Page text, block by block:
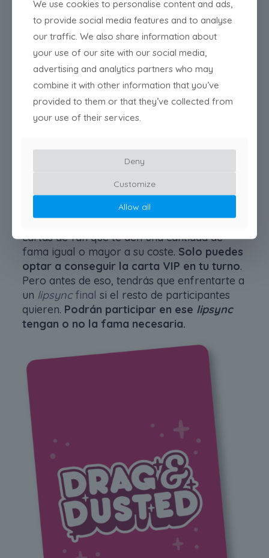
Fans VIP
Si consigues la carta de Fan VIP, ¡has ganado!
Para conseguir esta carta, deberás tener
cartas de fan que te den una cantidad de
fama igual o mayor a su coste. Solo puedes
optar a conseguir la carta VIP en tu turno.
Pero antes de eso, tendrás que enfrentarte a
un lipsyncfinal si el resto de participantes
quieren. Podrán participar en ese lipsync
tengan o no la fama necesaria.
We use cookies to personalise content and ads,
to provide social media features and to analyse
our traffic. We also share information about
your use of our site with our social media,
advertising and analytics partners who may
combine it with other information that you’ve
provided to them or that they’ve collected from
your use of their services.
Deny
Customize
Allow all